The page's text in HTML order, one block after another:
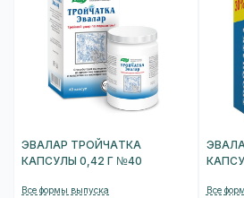
ЭВАЛАР ТРОЙЧАТКА
КАПСУЛЫ 0,42 Г №40
Все формы выпуска Все